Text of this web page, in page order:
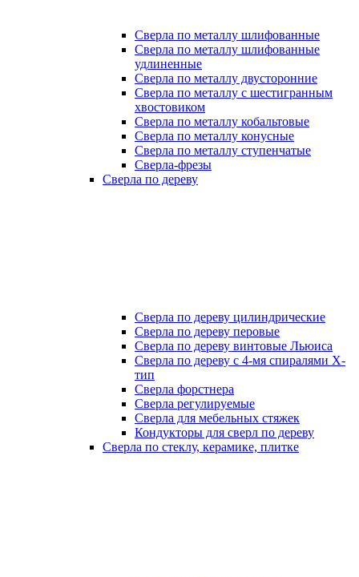
Сверла по металлу шлифованные
Сверла по металлу шлифованные
удлиненные
Сверла по металлу двусторонние
Сверла по металлу с шестигранным
хвостовиком
Сверла по металлу кобальтовые
Сверла по металлу конусные
Сверла по металлу ступенчатые
Сверла-фрезы
Сверла по дереву
Сверла по дереву цилиндрические
Сверла по дереву перовые
Сверла по дереву винтовые Льюиса
Сверла по дереву с 4-мя спиралями Х-
тип
Сверла форстнера
Сверла регулируемые
Сверла для мебельных стяжек
Кондукторы для сверл по дереву
Сверла по стеклу, керамике, плитке